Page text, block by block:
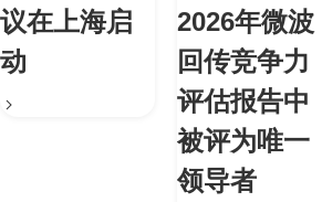
议在上海启
动
2026年微波
回传竞争力
评估报告中
被评为唯一
领导者